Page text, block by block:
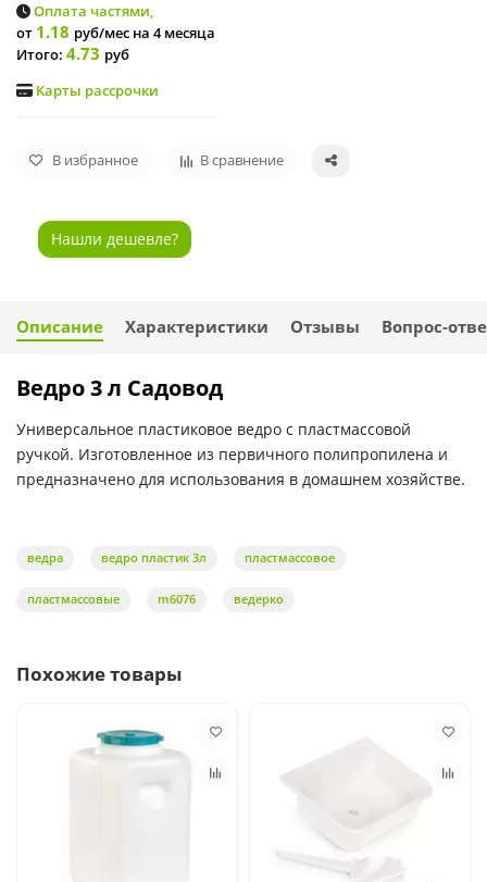
Оплата частями,
от 1.18 руб/мес на 4 месяца
Итого: 4.73 руб
Карты рассрочки
В избранное В сравнение
Нашли дешевле?
Описание Характеристики Отзывы Вопрос-
Ведро 3 л Садовод
Универсальное пластиковое ведро с пластмассовой
ручкой. Изготовленное из первичного полипропилена и
предназначено для использования в домашнем хозяйстве.
ведра ведро пластик 3л пластмассовое
пластмассовые m6076 ведерко
Похожие товары